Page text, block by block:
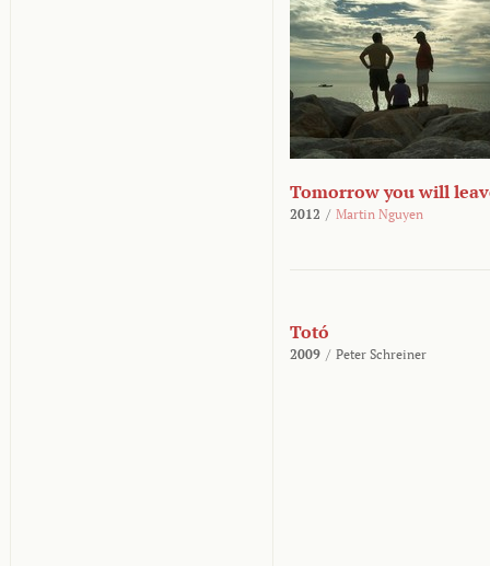
Tomorrow you will
2012 / Martin Nguyen
Totó
2009 / Peter Schreiner